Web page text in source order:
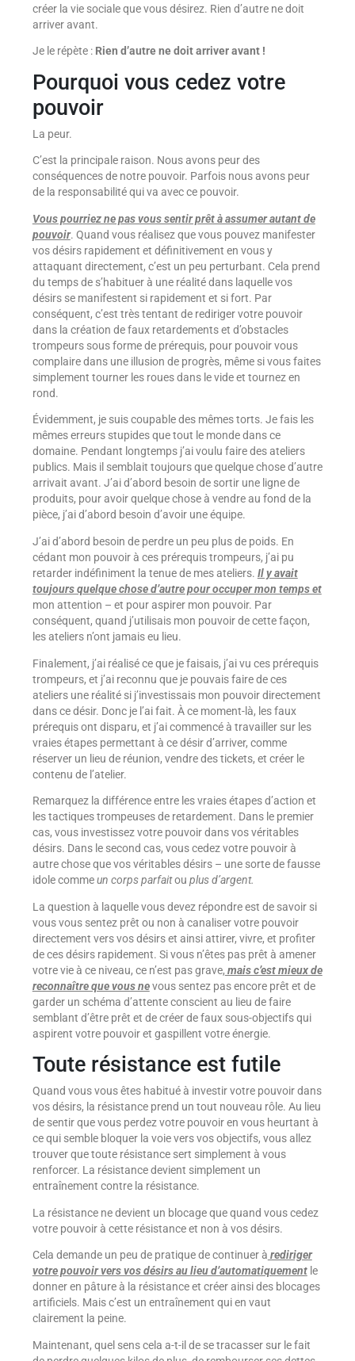
créer la vie sociale que vous désirez. Rien d’autre ne doit
arriver avant.
Je le répète : Rien d’autre ne doit arriver avant !
Pourquoi vous cedez votre
pouvoir
La peur.
C’est la principale raison. Nous avons peur des
conséquences de notre pouvoir. Parfois nous avons peur
de la responsabilité qui va avec ce pouvoir.
Vous pourriez ne pas vous sentir prêt à assumer autant de
pouvoir. Quand vous réalisez que vous pouvez manifester
vos désirs rapidement et définitivement en vous y
attaquant directement, c’est un peu perturbant. Cela prend
du temps de s’habituer à une réalité dans laquelle vos
désirs se manifestent si rapidement et si fort. Par
conséquent, c’est très tentant de rediriger votre pouvoir
dans la création de faux retardements et d’obstacles
trompeurs sous forme de prérequis, pour pouvoir vous
complaire dans une illusion de progrès, même si vous faites
simplement tourner les roues dans le vide et tournez en
rond.
Évidemment, je suis coupable des mêmes torts. Je fais les
mêmes erreurs stupides que tout le monde dans ce
domaine. Pendant longtemps j’ai voulu faire des ateliers
publics. Mais il semblait toujours que quelque chose d’autre
arrivait avant. J’ai d’abord besoin de sortir une ligne de
produits, pour avoir quelque chose à vendre au fond de la
pièce, j’ai d’abord besoin d’avoir une équipe.
J’ai d’abord besoin de perdre un peu plus de poids. En
cédant mon pouvoir à ces prérequis trompeurs, j’ai pu
retarder indéfiniment la tenue de mes ateliers. Il y avait
toujours quelque chose d’autre pour occuper mon temps et
mon attention – et pour aspirer mon pouvoir. Par
conséquent, quand j’utilisais mon pouvoir de cette façon,
les ateliers n’ont jamais eu lieu.
Finalement, j’ai réalisé ce que je faisais, j’ai vu ces prérequis
trompeurs, et j’ai reconnu que je pouvais faire de ces
ateliers une réalité si j’investissais mon pouvoir directement
dans ce désir. Donc je l’ai fait. À ce moment-là, les faux
prérequis ont disparu, et j’ai commencé à travailler sur les
vraies étapes permettant à ce désir d’arriver, comme
réserver un lieu de réunion, vendre des tickets, et créer le
contenu de l’atelier.
Remarquez la différence entre les vraies étapes d’action et
les tactiques trompeuses de retardement. Dans le premier
cas, vous investissez votre pouvoir dans vos véritables
désirs. Dans le second cas, vous cedez votre pouvoir à
autre chose que vos véritables désirs – une sorte de fausse
idole commeun corps parfaitou plus d’argent.
La question à laquelle vous devez répondre est de savoir si
vous vous sentez prêt ou non à canaliser votre pouvoir
directement vers vos désirs et ainsi attirer, vivre, et profiter
de ces désirs rapidement. Si vous n’êtes pas prêt à amener
votre vie à ce niveau, ce n’est pas grave, mais c’est mieux de
reconnaître que vous nevous sentez pas encore prêt et de
garder un schéma d’attente conscient au lieu de faire
semblant d’être prêt et de créer de faux sous-objectifs qui
aspirent votre pouvoir et gaspillent votre énergie.
Toute résistance est futile
Quand vous vous êtes habitué à investir votre pouvoir dans
vos désirs, la résistance prend un tout nouveau rôle. Au lieu
de sentir que vous perdez votre pouvoir en vous heurtant à
ce qui semble bloquer la voie vers vos objectifs, vous allez
trouver que toute résistance sert simplement à vous
renforcer. La résistance devient simplement un
entraînement contre la résistance.
La résistance ne devient un blocage que quand vous cedez
votre pouvoir à cette résistance et non à vos désirs.
Cela demande un peu de pratique de continuer à rediriger
votre pouvoir vers vos désirs au lieu d’automatiquementle
donner en pâture à la résistance et créer ainsi des blocages
artificiels. Mais c’est un entraînement qui en vaut
clairement la peine.
Maintenant, quel sens cela a-t-il de se tracasser sur le fait